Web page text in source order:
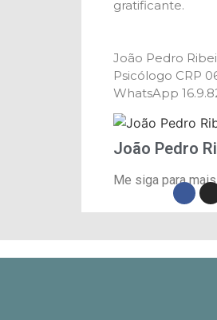
gratificante.
João Pedro
Psicólogo CRP
WhatsApp
João Pedro
Me siga para